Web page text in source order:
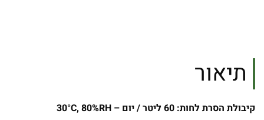
תיאור
קיבולת הסרת לחות: 60 ליטר / יום – 30°C, 80%RH